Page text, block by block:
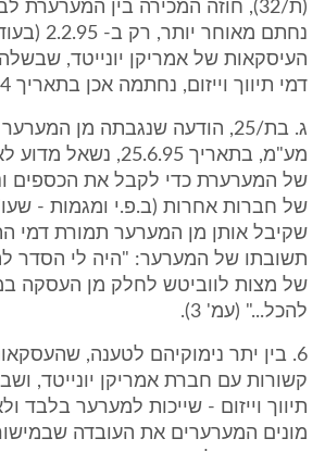
(ת/32), חוזה המכירה בין המערערת
נחתם מאוחר
העיסקאות של אמריקן יונייטד,
דמי תיווך וייזום, נחתמה אכן בתאריך 27.12.94 (ת/12);
ג. בת/25, הודעה שנגבתה מן
מע"מ, בתאריך 25.6.95,
של המערערת כדי לקבל את הכספים
של חברות אחרות (ב.פ.י ומגמות -
שקיבל אותן מן המערער תמורת דמי
תשובתו של המערער: "היה לי הסדר
של מצות לווביטש לחלק מן העסקה
להכל..." (עמ' 3).
6. בין יתר נימוקיהם לטענה,
קשורות עם חברת אמריקן יונייטד,
תיווך וייזום - שייכות למערער בלבד
מונים המערערים את העובדה